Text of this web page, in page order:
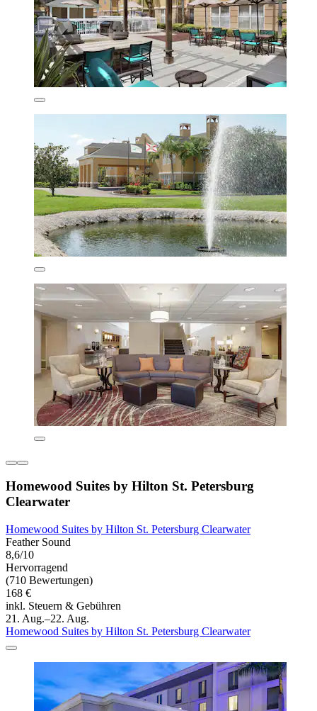
Homewood Suites by Hilton St. Petersburg
Clearwater
Homewood Suites by Hilton St. Petersburg Clearwater
Feather Sound
8,6/10
Hervorragend
(710 Bewertungen)
168 €
inkl. Steuern & Gebühren
21. Aug.–22. Aug.
Homewood Suites by Hilton St. Petersburg Clearwater